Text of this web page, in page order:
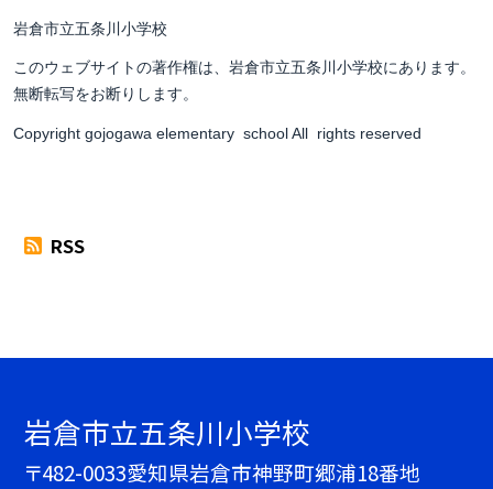
岩倉市立五条川小学校
このウェブサイトの著作権は、岩倉市立五条川小学校にあります。
無断転写をお断りします。
Copyright gojogawa elementary school All rights reserved
RSS
岩倉市立五条川小学校
〒482-0033愛知県岩倉市神野町郷浦18番地